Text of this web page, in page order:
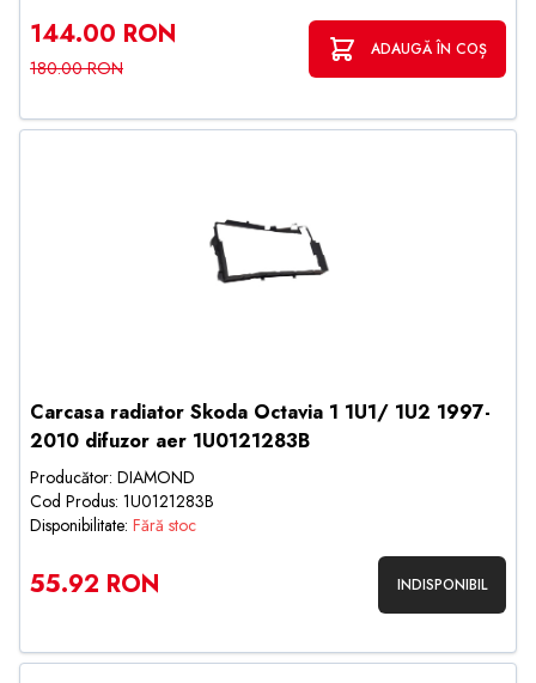
144.00 RON
180.00 RON
ADAUGĂ ÎN COȘ
Carcasa radiator Skoda Octavia 1 1U1/ 1U2 1997-
2010 difuzor aer 1U0121283B
Producător: DIAMOND
Cod Produs: 1U0121283B
Disponibilitate: Fără stoc
55.92 RON INDISPONIBIL